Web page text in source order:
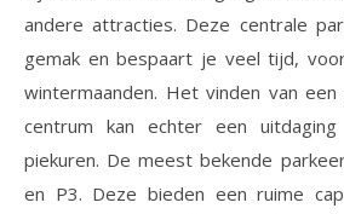
andere attracties. Deze centrale
gemak en bespaart je veel tijd,
wintermaanden. Het vinden van
centrum kan echter een
piekuren. De meest bekende
en P3. Deze bieden een ruime